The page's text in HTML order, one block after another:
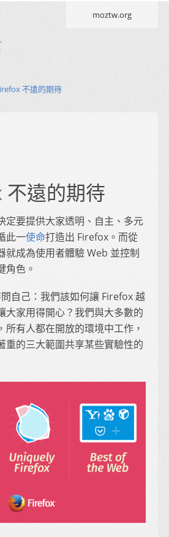
moztw.org
不遠的期待
不遠的期待
定要提供大家透明、自主、多元
此一使命打造出 Firefox。而從
就成為使用者體驗 Web 並控制
角色。
自己：我們該如何讓 Firefox 越
大家用得開心？我們與大多數的
所有人都在開放的環境中工作，
重的三大範圍共享某些實驗性的